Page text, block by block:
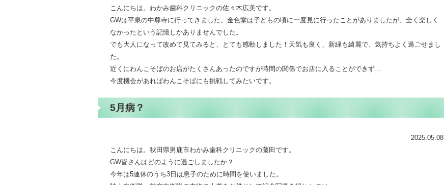
こんにちは。わかみ歯科クリニックの佐々木広美です。
GWは平泉の中尊寺に行ってきました。金色堂は子どもの頃に一度見に行ったことがありましたが、全く楽しく
なかったという記憶しかありませんでした。
でも大人になって改めて見てみると、とても感動しました！天気も良く、新緑も綺麗で、気持ちよく過ごせまし
た。
近くにわんこそばのお店がたくさんあったのですが時間の関係でお店に入ることができず…
今度機会があればわんこそばにも挑戦してみたいです。
5月病？
2025.05.08
こんにちは。秋田県男鹿市わかみ歯科クリニックの藤田です。
GW皆さんはどのように過ごしましたか？
今年は5連休のうち3日は息子のために時間を使いました。